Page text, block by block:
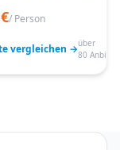
/ Person
vergleichen →über
80